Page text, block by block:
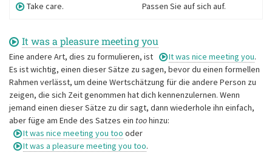
Take care. Passen Sie auf sich auf.
It was a pleasure meeting you
Eine andere Art, dies zu formulieren, ist It was nice meeting you.
Es ist wichtig, einen dieser Sätze zu sagen, bevor du einen formellen
Rahmen verlässt, um deine Wertschätzung für die andere Person zu
zeigen, die sich Zeit genommen hat dich kennenzulernen. Wenn
jemand einen dieser Sätze zu dir sagt, dann wiederhole ihn einfach,
aber füge am Ende des Satzes ein toohinzu:
It was nice meeting you too oder
It was a pleasure meeting you too.